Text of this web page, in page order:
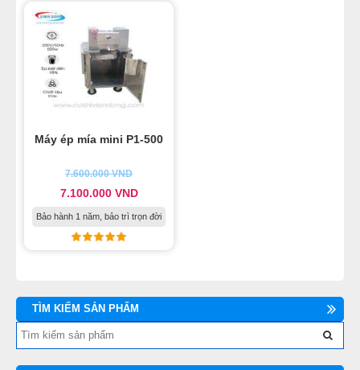
Máy ép mía mini P1-500
7.600.000VND
7.100.000 VND
Bảo hành 1 năm, bảo trì trọn đời
TÌM KIẾM SẢN PHẨM